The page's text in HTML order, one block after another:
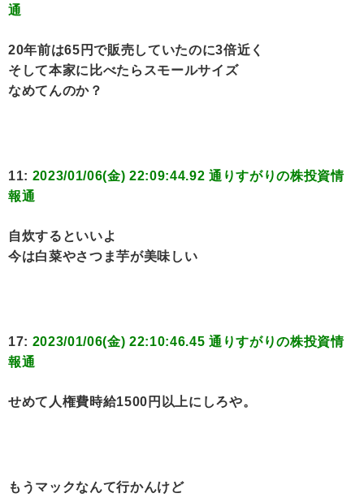
通
20年前は65円で販売していたのに3倍近く
そして本家に比べたらスモールサイズ
なめてんのか？
11: 2023/01/06(金) 22:09:44.92 通りすがりの株投資情
報通
自炊するといいよ
今は白菜やさつま芋が美味しい
17: 2023/01/06(金) 22:10:46.45 通りすがりの株投資情
報通
せめて人権費時給1500円以上にしろや。
もうマックなんて行かんけど